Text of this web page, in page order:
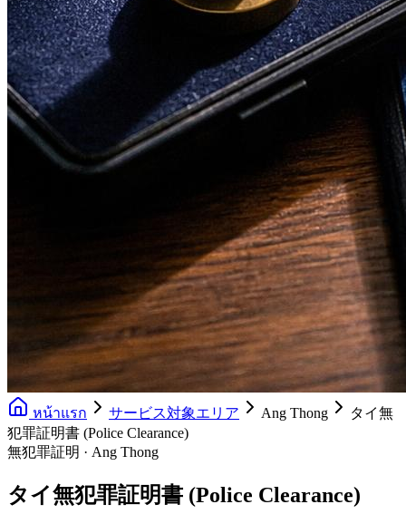
หน้าแรก サービス対象エリア Ang Thong
タイ無
犯罪証明書 (Police Clearance)
無犯罪証明 · Ang Thong
タイ無犯罪証明書 (Police Clearance)